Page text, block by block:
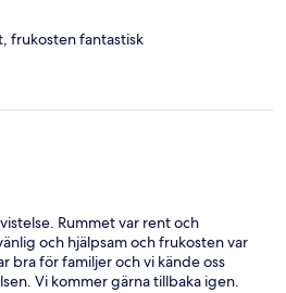
frukosten fantastisk
Rummet var rent och
och hjälpsam och frukosten var
bra för familjer och vi kände oss
Vi kommer gärna tillbaka igen.